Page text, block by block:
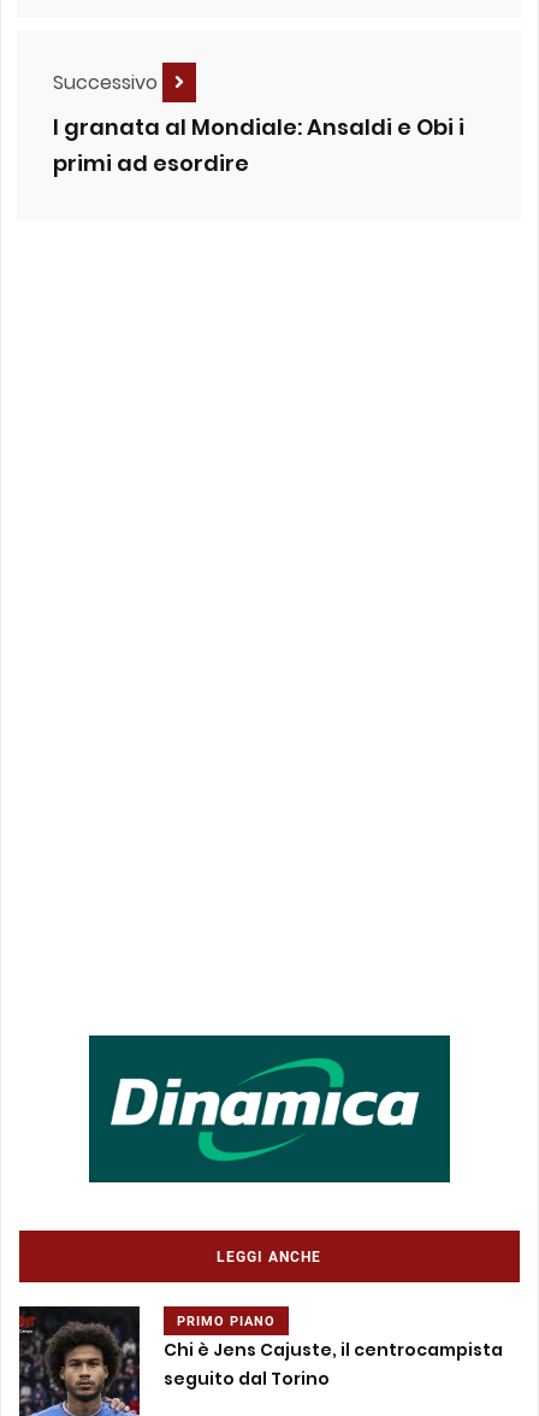
Successivo
I granata al Mondiale: Ansaldi e Obi i
primi ad esordire
LEGGI ANCHE
PRIMO PIANO
Chi è Jens Cajuste, il centrocampista
seguito dal Torino